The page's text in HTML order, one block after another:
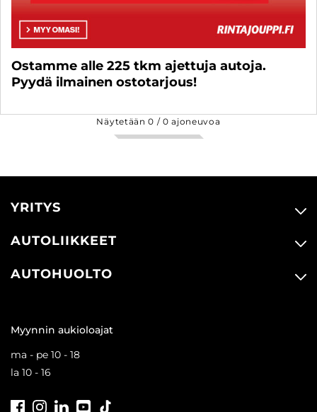
Ostamme alle 225 tkm ajettuja autoja.
Pyydä ilmainen ostotarjous!
Näytetään0 /0 ajoneuvoa
YRITYS
AUTOLIIKKEET
AUTOHUOLTO
Myynnin aukioloajat
ma - pe 10 - 18
la 10 - 16
FacebookInstagramLinkedInYoutube